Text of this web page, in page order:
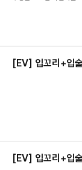
[EV] 입꼬리+입
[EV] 입꼬리+입